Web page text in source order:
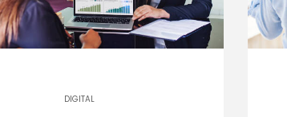
DIGITAL